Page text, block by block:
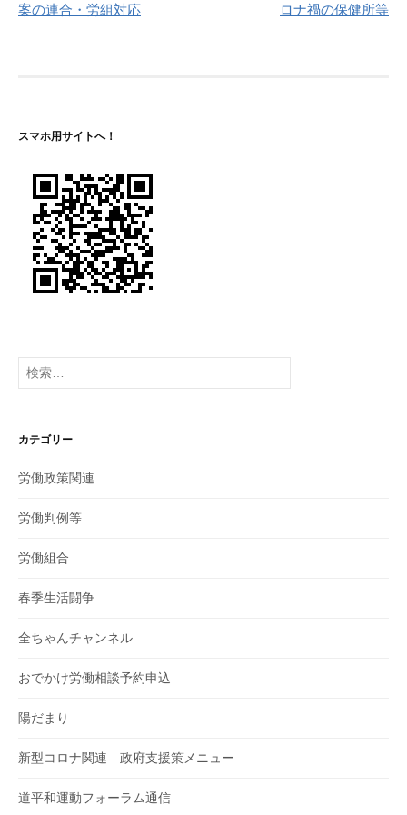
ー
ョ
ン
案の連合・労組対応 ロナ禍の保健所等
スマホ用サイトへ！
検
索:
カテゴリー
労働政策関連
労働判例等
労働組合
春季生活闘争
全ちゃんチャンネル
おでかけ労働相談予約申込
陽だまり
新型コロナ関連 政府支援策メニュー
道平和運動フォーラム通信